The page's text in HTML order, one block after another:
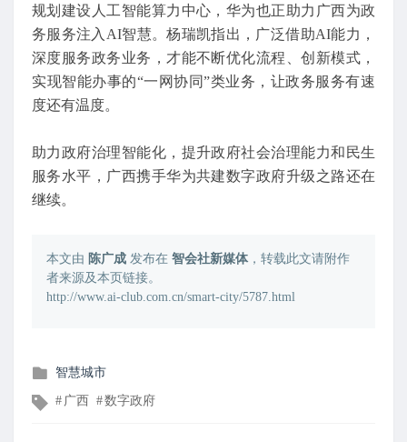
规划建设人工智能算力中心，华为也正助力广西为政
务服务注入AI智慧。杨瑞凯指出，广泛借助AI能力，
深度服务政务业务，才能不断优化流程、创新模式，
实现智能办事的“一网协同”类业务，让政务服务有速
度还有温度。
助力政府治理智能化，提升政府社会治理能力和民生
服务水平，广西携手华为共建数字政府升级之路还在
继续。
本文由 陈广成 发布在 智会社新媒体，转载此文请附作
者来源及本页链接。
http://www.ai-club.com.cn/smart-city/5787.html
发
在
智慧城市
文 广西 数字政府